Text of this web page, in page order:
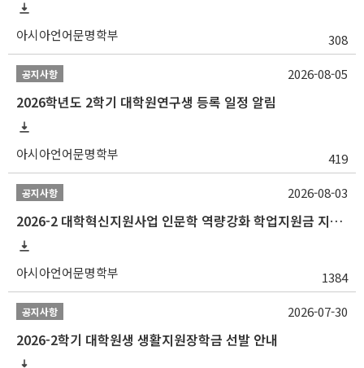
아시아언어문명학부 308
공지사항
2026학년도 2학기 대학원연구생 등록 일정 알림
아시아언어문명학부 419
2026-08-05
공지사항
2026-2 대학혁신지원사업 인문학 역량강화 학업지원금 지원 선발 안내 (학/석/박사)
아시아언어문명학부 1384
2026-08-03
공지사항
2026-2학기 대학원생 생활지원장학금 선발 안내
2026-07-30